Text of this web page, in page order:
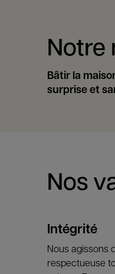
Notre
Bâtir la
surprise et
Nos
Intégrité
Nous agissons
respectueuse